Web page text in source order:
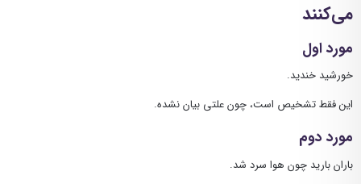
می‌کنند
مورد اول
خورشید خندید.
این فقط تشخیص است، چون علتی بیان نشده.
مورد دوم
باران بارید چون هوا سرد شد.